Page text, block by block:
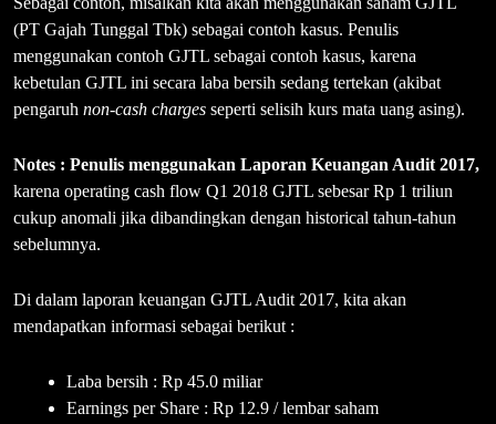
(PT Gajah Tunggal Tbk) sebagai contoh kasus. Penulis
menggunakan contoh GJTL sebagai contoh kasus, karena
kebetulan GJTL ini secara laba bersih sedang tertekan (akibat
pengaruh non-cash charges seperti selisih kurs mata uang asing).
Notes : Penulis menggunakan Laporan Keuangan Audit 2017,
karena operating cash flow Q1 2018 GJTL sebesar Rp 1 triliun
cukup anomali jika dibandingkan dengan historical tahun-tahun
sebelumnya.
Di dalam laporan keuangan GJTL Audit 2017, kita akan
mendapatkan informasi sebagai berikut :
Laba bersih : Rp 45.0 miliar
Earnings per Share : Rp 12.9 / lembar saham